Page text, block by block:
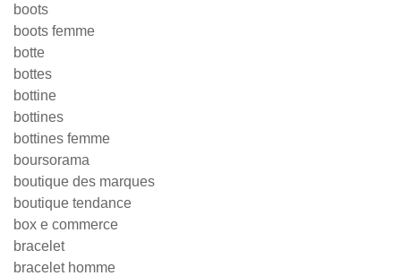
boots
boots femme
botte
bottes
bottine
bottines
bottines femme
boursorama
boutique des marques
boutique tendance
box e commerce
bracelet
bracelet homme